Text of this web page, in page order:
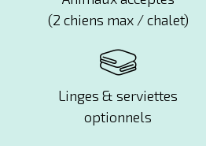
(2 chiens max / chalet)
Linges & serviettes
optionnels